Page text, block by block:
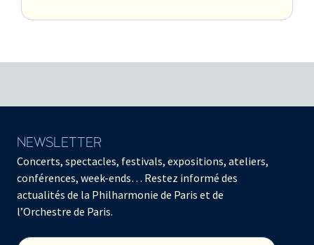
NEWSLETTER
Concerts, spectacles, festivals, expositions, ateliers,
conférences, week-ends… Restez informé des
actualités de la Philharmonie de Paris et de
l’Orchestre de Paris.